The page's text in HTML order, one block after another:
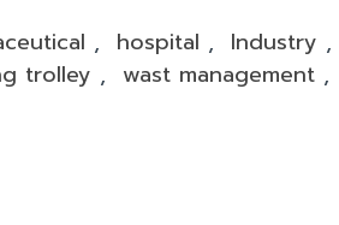
, hospital , Industry ,
trolley , wast management ,